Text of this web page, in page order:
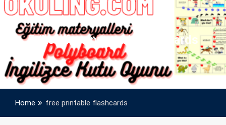
Etiket:free printable flashcards
Home free printable flashcards